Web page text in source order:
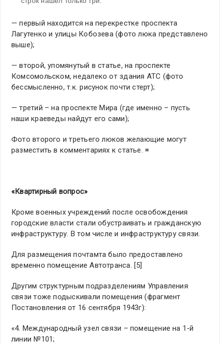
— первый находится на перекрестке проспекта
Лагутенко и улицы Кобозева (фото люка представлено
выше);
— второй, упомянутый в статье, на проспекте
Комсомольском, недалеко от здания АТС (фото
бессмысленно, т.к. рисунок почти стерт);
— третий – на проспекте Мира (где именно – пусть
наши краеведы найдут его сами);
Фото второго и третьего люков желающие могут
разместить в комментариях к статье. =
«Квартирный вопрос»
Кроме военных учреждений после освобождения
городские власти стали обустраивать и гражданскую
инфраструктуру. В том числе и инфраструктуру связи.
Для размещения почтамта было предоставлено
временно помещение Автотранса. [5]
Другим структурным подразделениям Управления
связи тоже подыскивали помещения (фрагмент
Постановления от 16 сентября 1943г):
«4. Международный узел связи – помещение на 1-й
линии №101;